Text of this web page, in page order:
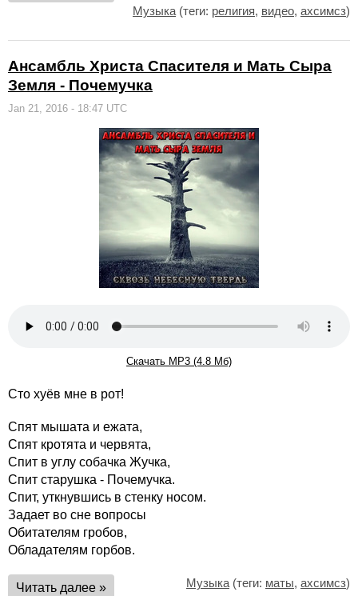
Музыка (теги: религия, видео, ахсимсз)
Ансамбль Христа Спасителя и Мать Сыра
Земля - Почемучка
Jan 21, 2016 - 18:47 UTC
Скачать MP3 (4.8 Мб)
Сто хуёв мне в рот!
Спят мышата и ежата,
Спят кротята и червята,
Спит в углу собачка Жучка,
Спит старушка - Почемучка.
Спит, уткнувшись в стенку носом.
Задает во сне вопросы
Обитателям гробов,
Обладателям горбов.
Читать далее » Музыка (теги: маты, ахсимсз)